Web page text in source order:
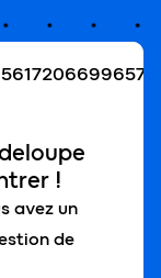
!
avez un
de